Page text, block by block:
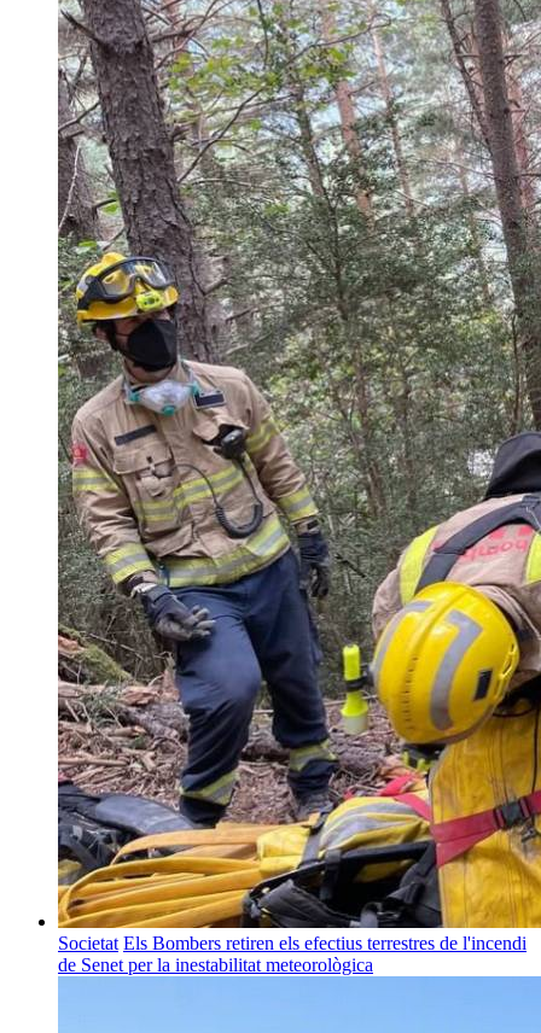
Societat Els Bombers retiren els efectius terrestres de l'incendi
de Senet per la inestabilitat meteorològica